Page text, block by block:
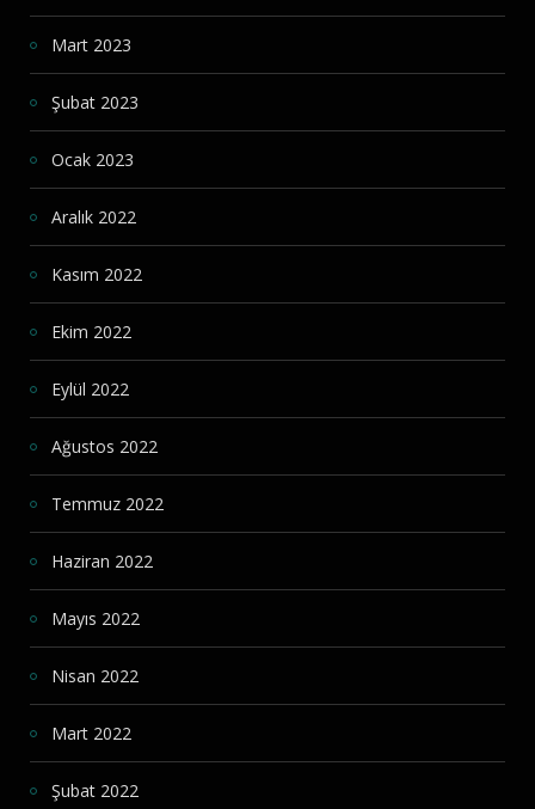
Mart 2023
Şubat 2023
Ocak 2023
Aralık 2022
Kasım 2022
Ekim 2022
Eylül 2022
Ağustos 2022
Temmuz 2022
Haziran 2022
Mayıs 2022
Nisan 2022
Mart 2022
Şubat 2022